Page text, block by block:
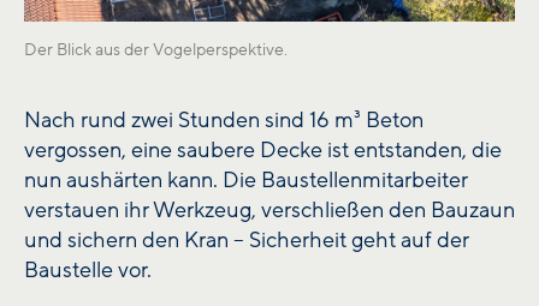
Der Blick aus der Vogelperspektive.
Nach rund zwei Stunden sind 16 m³ Beton
vergossen, eine saubere Decke ist entstanden, die
nun aushärten kann. Die Baustellenmitarbeiter
verstauen ihr Werkzeug, verschließen den Bauzaun
und sichern den Kran – Sicherheit geht auf der
Baustelle vor.